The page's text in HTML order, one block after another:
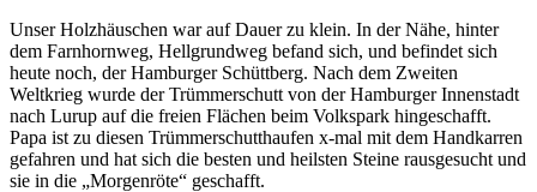
Unser Holzhäuschen war auf Dauer zu klein. In der Nähe, hinter
dem Farnhornweg, Hellgrundweg befand sich, und befindet sich
heute noch, der Hamburger Schüttberg. Nach dem Zweiten
Weltkrieg wurde der Trümmerschutt von der Hamburger Innenstadt
nach Lurup auf die freien Flächen beim Volkspark hingeschafft.
Papa ist zu diesen Trümmerschutthaufen x-mal mit dem Handkarren
gefahren und hat sich die besten und heilsten Steine rausgesucht und
sie in die
Morgenröte
geschafft.